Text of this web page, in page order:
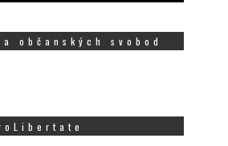
občanských svobod